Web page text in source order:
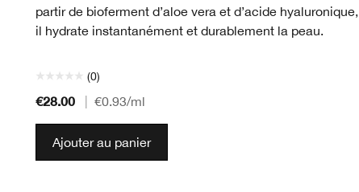
partir de bioferment d’aloe vera et d’acide hyaluronique,
il hydrate instantanément et durablement la peau.
(0)
€28.00 €0.93/ml
Ajouter au panier